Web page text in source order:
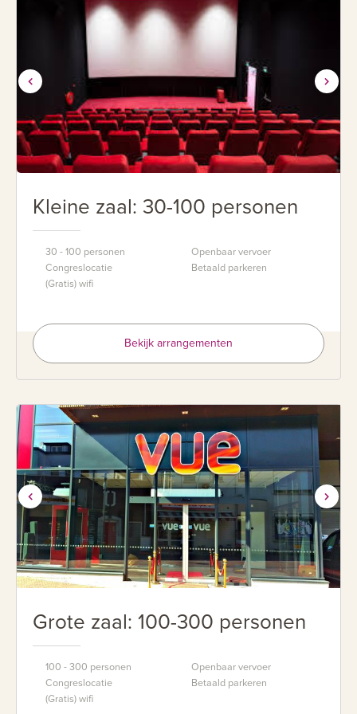
Kleine zaal: 30-100 personen
30 - 100 personen
Congreslocatie
(Gratis) wifi
Openbaar vervoer
Betaald parkeren
Bekijk arrangementen
Grote zaal: 100-300 personen
100 - 300 personen
Congreslocatie
(Gratis) wifi
Openbaar vervoer
Betaald parkeren